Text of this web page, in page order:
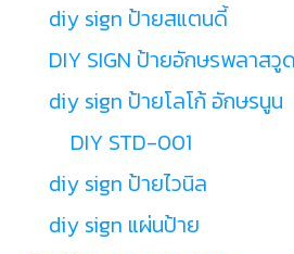
diy sign ป้ายสแตนดี้
DIY SIGN ป้ายอักษรพลาสวู
diy sign ป้ายโลโก้ อักษรนูน
DIY STD-001
diy sign ป้ายไวนิล
diy sign แผ่นป้าย